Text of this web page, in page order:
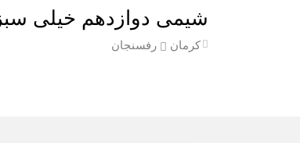
شیمی دوازدهم خیلی سبز جلد
کرمان رفسنجان